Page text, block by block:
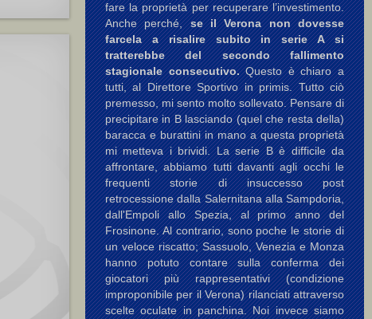
fare la proprietà per recuperare l’investimento.
Anche perché,se il Verona non dovesse
farcela a risalire subito in serie A si
tratterebbe del secondo fallimento
stagionale consecutivo.Questo è chiaro a
tutti, al Direttore Sportivo in primis. Tutto ciò
premesso, mi sento molto sollevato. Pensare di
precipitare in B lasciando (quel che resta della)
baracca e burattini in mano a questa proprietà
mi metteva i brividi. La serie B è difficile da
affrontare, abbiamo tutti davanti agli occhi le
frequenti storie di insuccesso post
retrocessione dalla Salernitana alla Sampdoria,
dall'Empoli allo Spezia, al primo anno del
Frosinone. Al contrario, sono poche le storie di
un veloce riscatto; Sassuolo, Venezia e Monza
hanno potuto contare sulla conferma dei
giocatori più rappresentativi (condizione
improponibile per il Verona) rilanciati attraverso
scelte oculate in panchina. Noi invece siamo